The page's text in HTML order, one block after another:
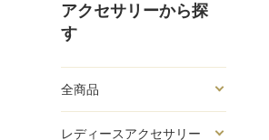
アクセサリーから探
す
全商品
レディースアクセサリー